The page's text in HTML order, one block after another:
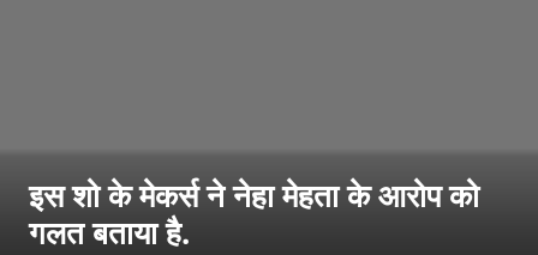
इस शो के मेकर्स ने नेहा मेहता के आरोप को
गलत बताया है.